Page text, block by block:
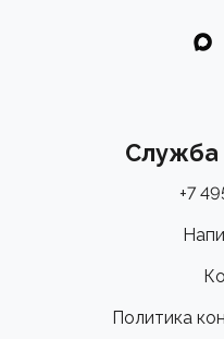
+7
Политика